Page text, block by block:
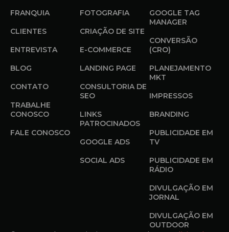
FRANQUIA
CLIENTES
ENTREVISTA
BLOG
CONTATO
TRABALHE
CONOSCO
FALE CONOSCO
FOTOGRAFIA
CRIAÇÃO DE SITE
E-COMMERCE
LANDING PAGE
CONSULTORIA DE
SEO
LINKS
PATROCINADOS
GOOGLE ADS
SOCIAL ADS
GOOGLE TAG
MANAGER
CONVERSÃO
(CRO)
PLANEJAMENTO
MKT
IMPRESSOS
BRANDING
PUBLICIDADE EM
TV
PUBLICIDADE EM
RÁDIO
DIVULGAÇÃO EM
JORNAL
DIVULGAÇÃO EM
OUTDOOR